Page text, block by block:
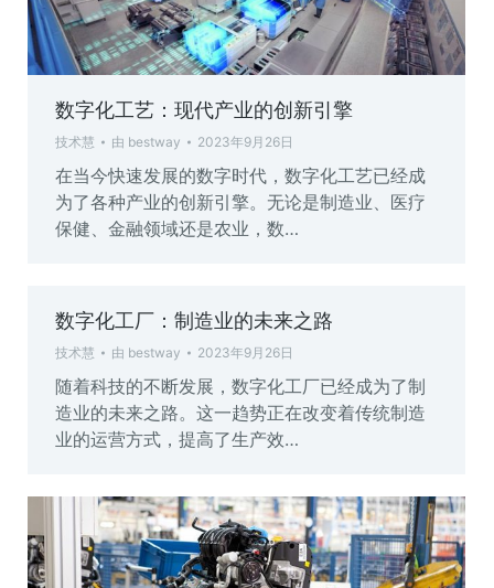
数字化工艺：现代产业的创新引擎
技术慧 由 bestway 2023年9月26日
在当今快速发展的数字时代，数字化工艺已经成
为了各种产业的创新引擎。无论是制造业、医疗
保健、金融领域还是农业，数…
数字化工厂：制造业的未来之路
技术慧 由 bestway 2023年9月26日
随着科技的不断发展，数字化工厂已经成为了制
造业的未来之路。这一趋势正在改变着传统制造
业的运营方式，提高了生产效…